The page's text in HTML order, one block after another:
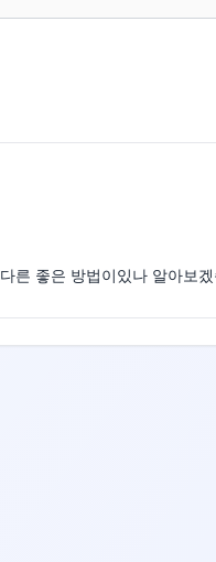
른 좋은 방법이있나 알아보